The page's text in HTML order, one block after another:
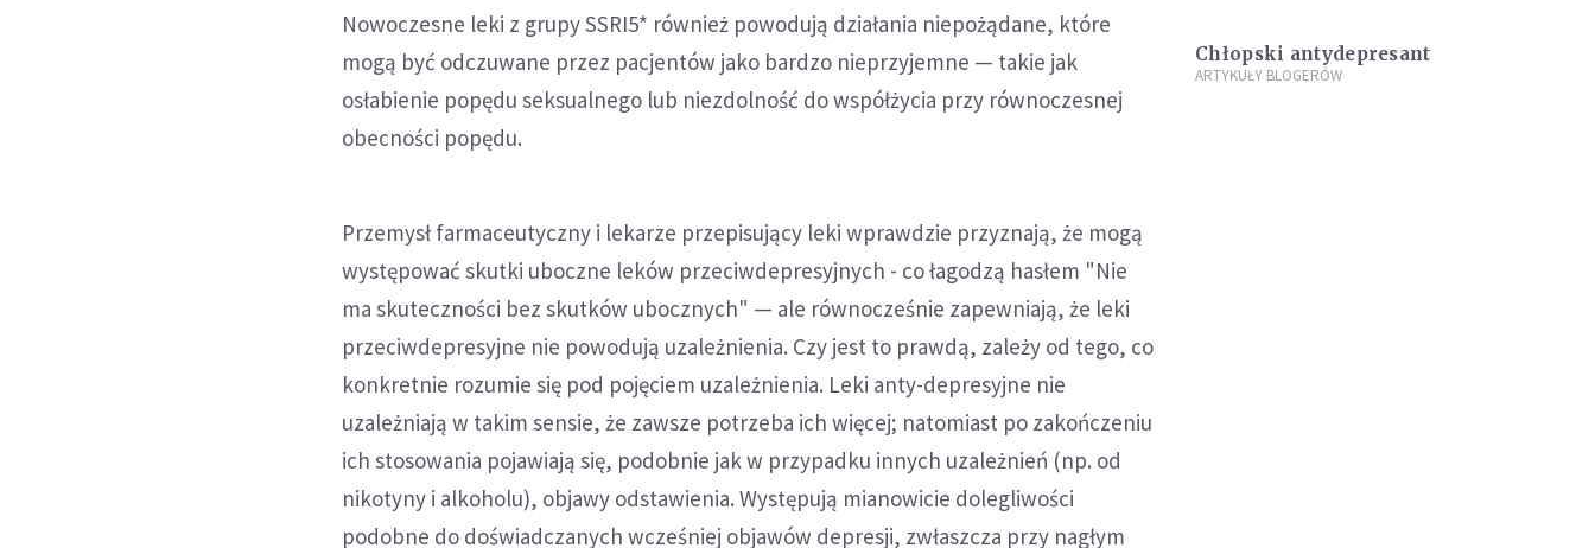
Nowoczesne leki z grupy SSRI5* również powodują działania niepożądane, które
mogą być odczuwane przez pacjentów jako bardzo nieprzyjemne — takie jak
osłabienie popędu seksualnego lub niezdolność do współżycia przy równoczesnej
obecności popędu.
Przemysł farmaceutyczny i lekarze przepisujący leki wprawdzie przyznają, że mogą
występować skutki uboczne leków przeciwdepresyjnych - co łagodzą hasłem "Nie
ma skuteczności bez skutków ubocznych" — ale równocześnie zapewniają, że leki
przeciwdepresyjne nie powodują uzależnienia. Czy jest to prawdą, zależy od tego, co
konkretnie rozumie się pod pojęciem uzależnienia. Leki anty-depresyjne nie
uzależniają w takim sensie, że zawsze potrzeba ich więcej; natomiast po zakończeniu
ich stosowania pojawiają się, podobnie jak w przypadku innych uzależnień (np. od
nikotyny i alkoholu), objawy odstawienia. Występują mianowicie dolegliwości
podobne do doświadczanych wcześniej objawów depresji, zwłaszcza przy nagłym
Chłopski antydepresant
ARTYKUŁY BLOGERÓW